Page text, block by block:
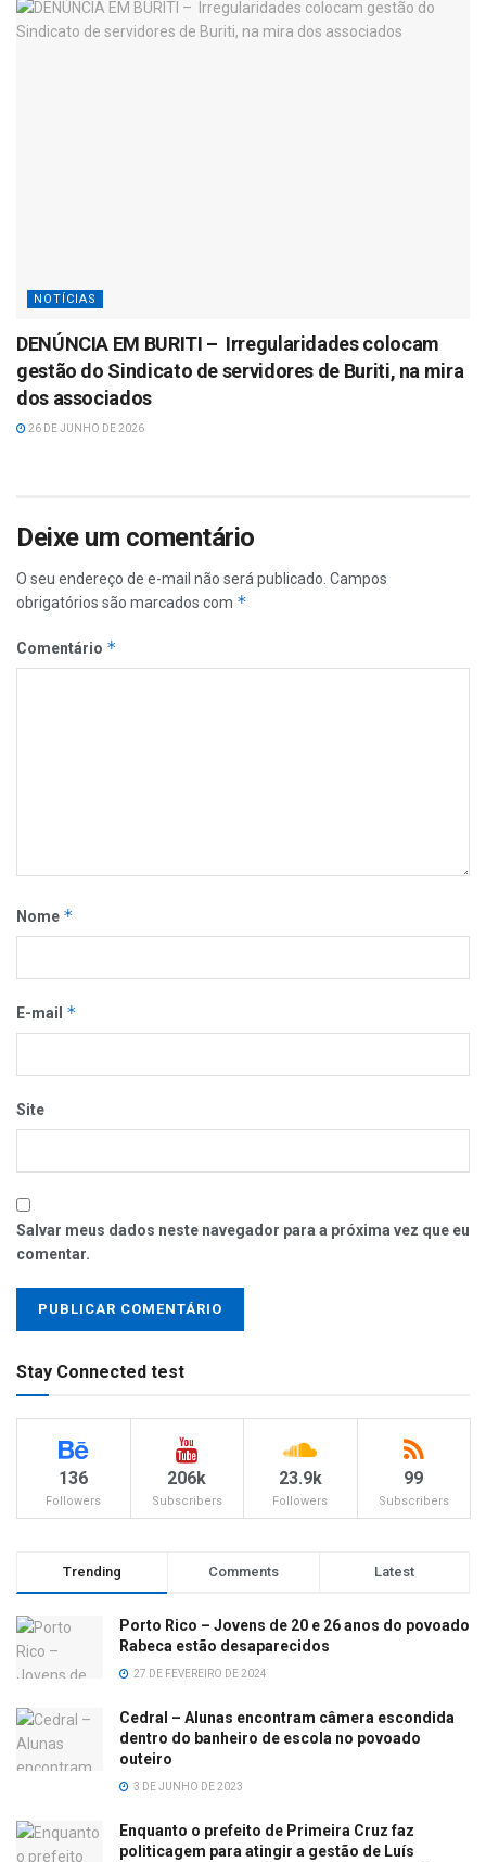
NOTÍCIAS
DENÚNCIA EM BURITI – Irregularidades colocam
gestão do Sindicato de servidores de Buriti, na mira
dos associados
26 DE JUNHO DE 2026
Deixe um comentário
O seu endereço de e-mail não será publicado. Campos
obrigatórios são marcados com *
Comentário *
Nome *
E-mail *
Site
Salvar meus dados neste navegador para a próxima vez que eu
comentar.
Stay Connected test
136
Followers
206k
Subscribers
23.9k
Followers
99
Subscribers
Trending Comments Latest
Porto Rico – Jovens de 20 e 26 anos do povoado
Rabeca estão desaparecidos
27 DE FEVEREIRO DE 2024
Cedral – Alunas encontram câmera escondida
dentro do banheiro de escola no povoado
outeiro
3 DE JUNHO DE 2023
Enquanto o prefeito de Primeira Cruz faz
politicagem para atingir a gestão de Luís